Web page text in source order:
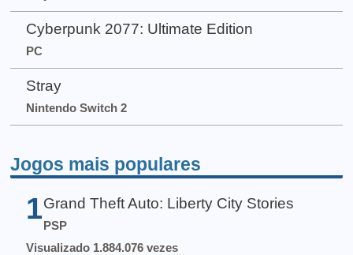
Cyberpunk 2077: Ultimate Edition
PC
Stray
Nintendo Switch 2
Jogos mais populares
1 Grand Theft Auto: Liberty City Stories
PSP
Visualizado 1.884.076 vezes